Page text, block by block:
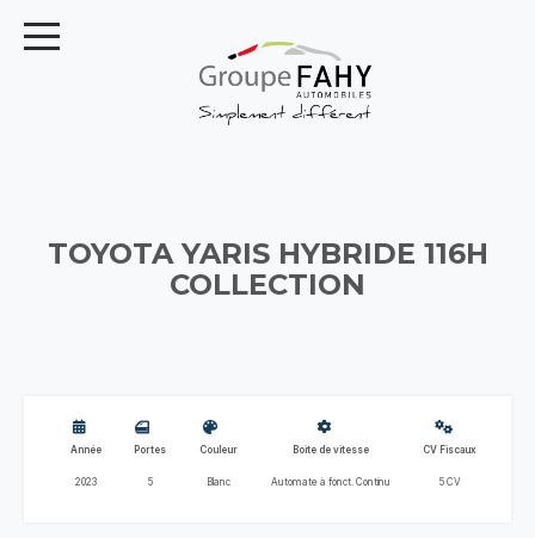
TOYOTA YARIS HYBRIDE 116H
COLLECTION
Année
2023
Portes
5
Couleur
Blanc
Boite de vitesse
Automate à fonct. Continu
CV Fiscaux
5 CV